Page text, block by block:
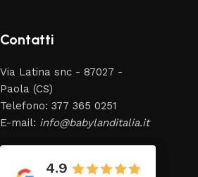
Contatti
Via Latina snc - 87027 -
Paola (CS)
Telefono: 377 365 0251
E-mail: info@babylanditalia.it
4.9